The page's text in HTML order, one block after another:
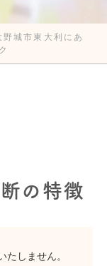
城市東大利にあ
の特徴
たしません。